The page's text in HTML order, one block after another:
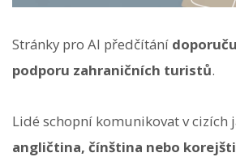
Stránky pro AI předčítání
podporu zahraničních turistů.
Lidé schopní komunikovat v cizích
angličtina, čínština nebo